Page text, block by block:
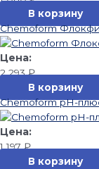
В корзину
Chemoform
2 293₽
В корзину
Chemoform pH-
1 197₽
В корзину